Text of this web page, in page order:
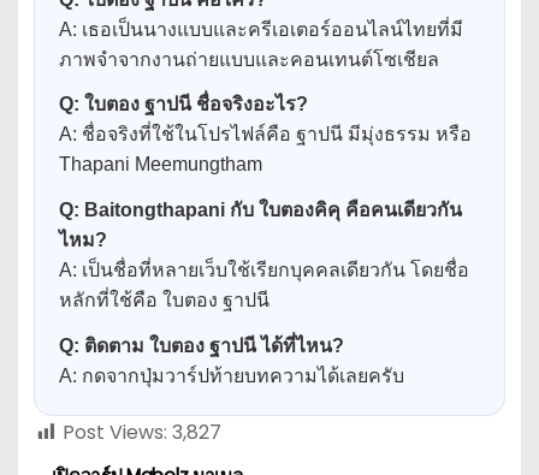
A: เธอเป็นนางแบบและครีเอเตอร์ออนไลน์ไทยที่มี
ภาพจำจากงานถ่ายแบบและคอนเทนต์โซเชียล
Q: ใบตอง ฐาปนี ชื่อจริงอะไร?
A: ชื่อจริงที่ใช้ในโปรไฟล์คือ ฐาปนี มีมุ่งธรรม หรือ
Thapani Meemungtham
Q: Baitongthapani กับ ใบตองคิคุ คือคนเดียวกัน
ไหม?
A: เป็นชื่อที่หลายเว็บใช้เรียกบุคคลเดียวกัน โดยชื่อ
หลักที่ใช้คือ ใบตอง ฐาปนี
Q: ติดตาม ใบตอง ฐาปนี ได้ที่ไหน?
A: กดจากปุ่มวาร์ปท้ายบทความได้เลยครับ
Post Views: 3,827